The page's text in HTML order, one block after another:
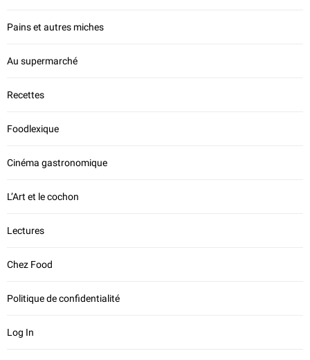
Pains et autres miches
Au supermarché
Recettes
Foodlexique
Cinéma gastronomique
L’Art et le cochon
Lectures
Chez Food
Politique de confidentialité
Log In